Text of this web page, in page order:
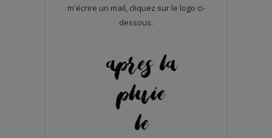
m'écrire un mail, cliquez sur le logo ci-
dessous: